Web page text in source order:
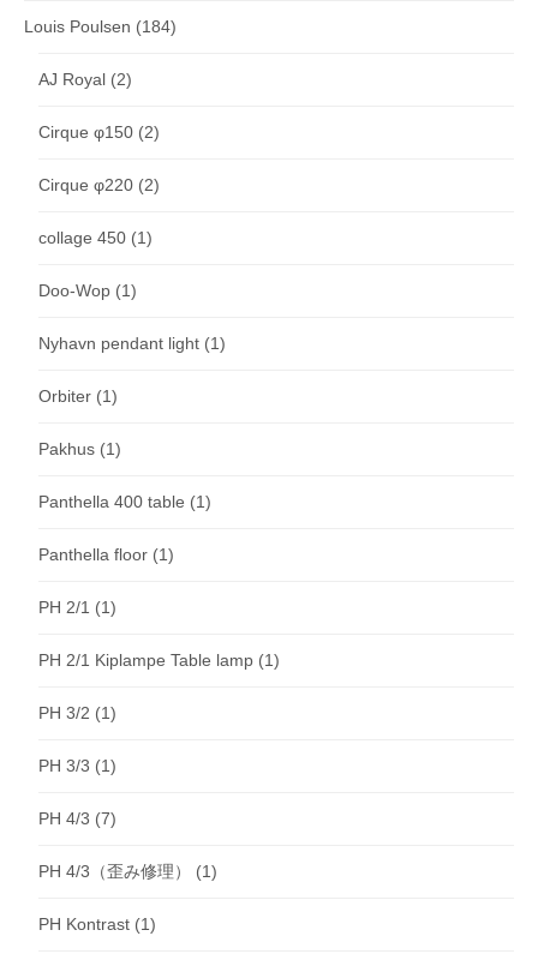
Louis Poulsen (184)
AJ Royal (2)
Cirque φ150 (2)
Cirque φ220 (2)
collage 450 (1)
Doo-Wop (1)
Nyhavn pendant light (1)
Orbiter (1)
Pakhus (1)
Panthella 400 table (1)
Panthella floor (1)
PH 2/1 (1)
PH 2/1 Kiplampe Table lamp (1)
PH 3/2 (1)
PH 3/3 (1)
PH 4/3 (7)
PH 4/3（歪み修理） (1)
PH Kontrast (1)